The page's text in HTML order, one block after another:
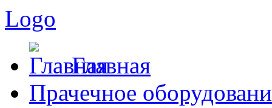
Logo
Главная
Прачечное